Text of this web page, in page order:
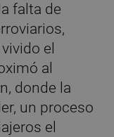
falta de
el
al
donde la
un proceso
el